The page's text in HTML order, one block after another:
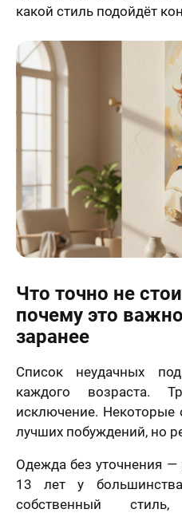
какой стиль подойдёт
Что точно не
почему это
заранее
Список неудачных
каждого возраста.
исключение.
лучших побуждений, но
Одежда без уточнения
13 лет у
собственный